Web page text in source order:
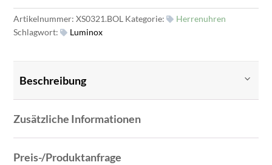
Artikelnummer:XS0321.BOL Kategorie:
Herrenuhren
Schlagwort:
Luminox
Beschreibung
Zusätzliche Informationen
Preis-/Produktanfrage